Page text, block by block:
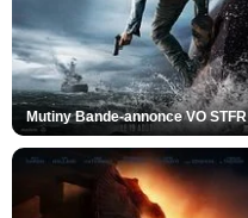
Mutiny Bande-annonce VO STFR